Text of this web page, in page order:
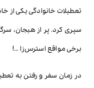
تعطیلات خانوادگی یکی از
سپری کرد. پر از هیجان،
برخی مواقع استرس‌زا …!
در زمان سفر و رفتن به